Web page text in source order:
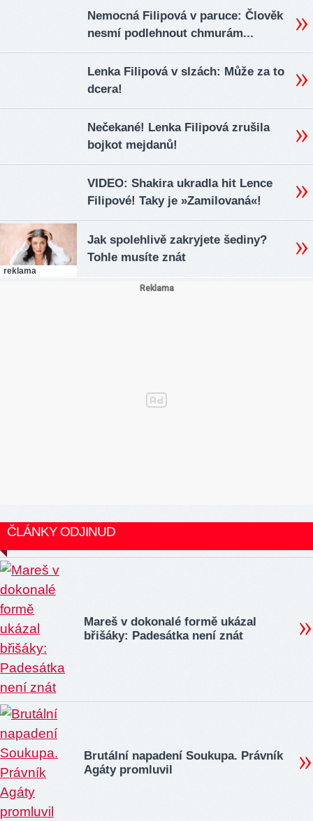
Nemocná Filipová v paruce: Člověk
nesmí podlehnout chmurám...
Lenka Filipová v slzách: Může za to
dcera!
Nečekané! Lenka Filipová zrušila
bojkot mejdanů!
VIDEO: Shakira ukradla hit Lence
Filipové! Taky je »Zamilovaná«!
reklama
Jak spolehlivě zakryjete šediny?
Tohle musíte znát
ČLÁNKY ODJINUD
Mareš v dokonalé formě ukázal
břišáky: Padesátka není znát
Brutální napadení Soukupa. Právník
Agáty promluvil